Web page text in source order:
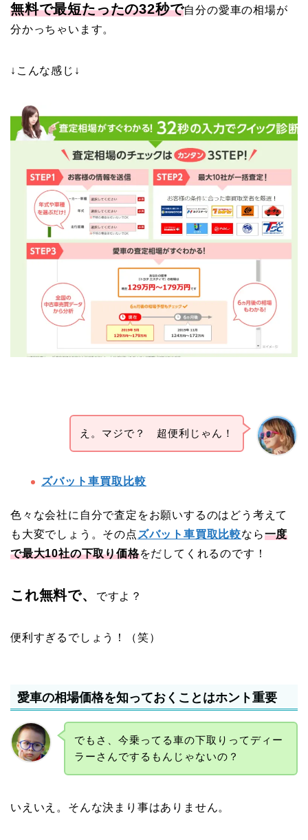
無料で最短たったの32秒で自分の愛車の相場が
分かっちゃいます。
↓こんな感じ↓
え。マジで？ 超便利じゃん！
ズバット車買取比較
色々な会社に自分で査定をお願いするのはどう考えて
も大変でしょう。その点 ズバット車買取比較なら一度
で最大10社の下取り価格をだしてくれるのです！
これ無料で、 ですよ？
便利すぎるでしょう！（笑）
愛車の相場価格を知っておくことはホント重要
でもさ、今乗ってる車の下取りってディー
ラーさんでするもんじゃないの？
いえいえ。そんな決まり事はありません。